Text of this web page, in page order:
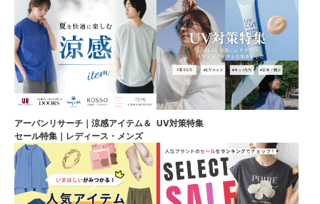
アーバンリサーチ｜涼感アイテム＆
セール特集｜レディース・メンズ
UV対策特集